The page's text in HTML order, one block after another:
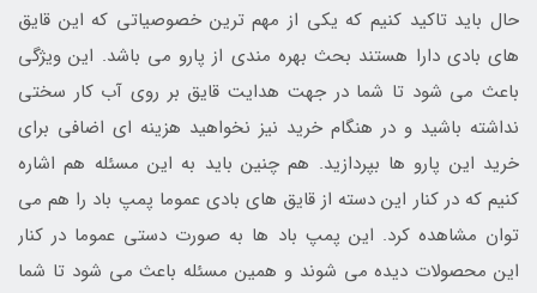
حال باید تاکید کنیم که یکی از مهم ترین خصوصیاتی که این قایق
های بادی دارا هستند بحث بهره مندی از پارو می باشد. این ویژگی
باعث می شود تا شما در جهت هدایت قایق بر روی آب کار سختی
نداشته باشید و در هنگام خرید نیز نخواهید هزینه ای اضافی برای
خرید این پارو ها بپردازید. هم چنین باید به این مسئله هم اشاره
کنیم که در کنار این دسته از قایق های بادی عموما پمپ باد را هم می
توان مشاهده کرد. این پمپ باد ها به صورت دستی عموما در کنار
این محصولات دیده می شوند و همین مسئله باعث می شود تا شما